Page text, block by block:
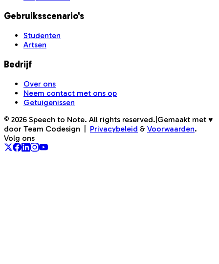
Gebruiksscenario's
Studenten
Artsen
Bedrijf
Over ons
Neem contact met ons op
Getuigenissen
© 2026 Speech to Note. All rights reserved. Gemaakt met ♥
door Team Codesign
Privacybeleid & Voorwaarden.
Volg ons